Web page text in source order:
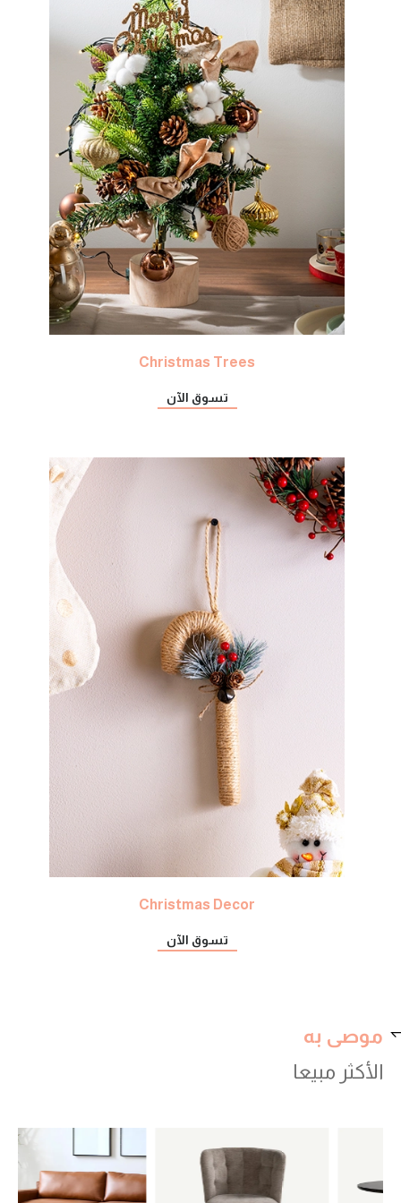
Christmas Trees
تسوق الآن
Christmas Decor
تسوق الآن
موصى به
الأكثر مبيعا